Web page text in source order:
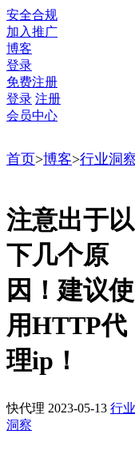
安全合规
加入推广
博客
登录
免费注册
登录 注册
会员中心
首页>博客>行业洞
注意出于以
下几个原
因！建议使
用HTTP代
理ip！
快代理 2023-05-13 行业
洞察